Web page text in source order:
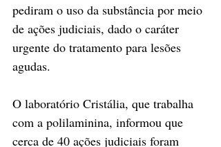
pediram o uso da substância por meio
de ações judiciais, dado o caráter
urgente do tratamento para lesões
agudas.
O laboratório Cristália, que trabalha
com a polilaminina, informou que
cerca de 40 ações judiciais foram